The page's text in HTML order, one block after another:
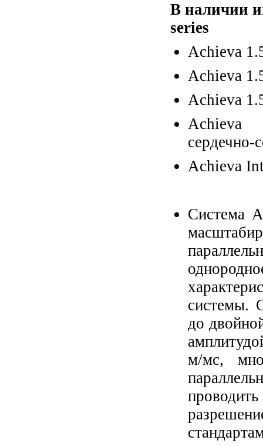
В наличии
series
Achieva
Achieva
Achieva
Achieva
сердечно-
Achieva
Система
системы.
до
м/мс,